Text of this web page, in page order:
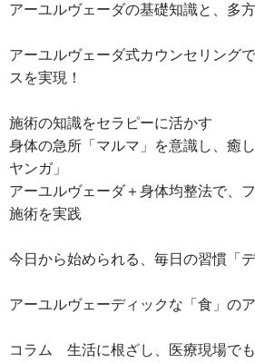
アーユルヴェーダの基礎知識と、多
アーユルヴェーダ式カウンセリング
スを実現！
施術の知識をセラピーに活かす
身体の急所「マルマ」を意識し、癒
ヤンガ」
アーユルヴェーダ＋身体均整法で、
施術を実践
今日から始められる、毎日の習慣「
アーユルヴェーディックな「食」の
コラム 生活に根ざし、医療現場で